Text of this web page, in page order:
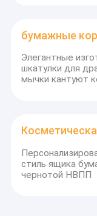
бумажные
Элегантные
шкатулки для
мычки кантуют
стиль ящика
чернотой НВПП